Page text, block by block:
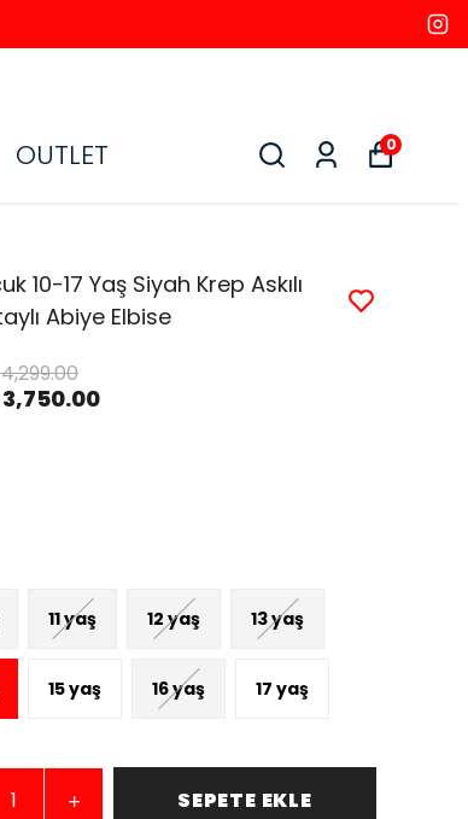
OUTLET 0
10-17 Yaş Siyah Krep Askılı
Abiye Elbise
11 yaş 12 yaş 13 yaş
15 yaş 16 yaş 17 yaş
SEPETE EKLE